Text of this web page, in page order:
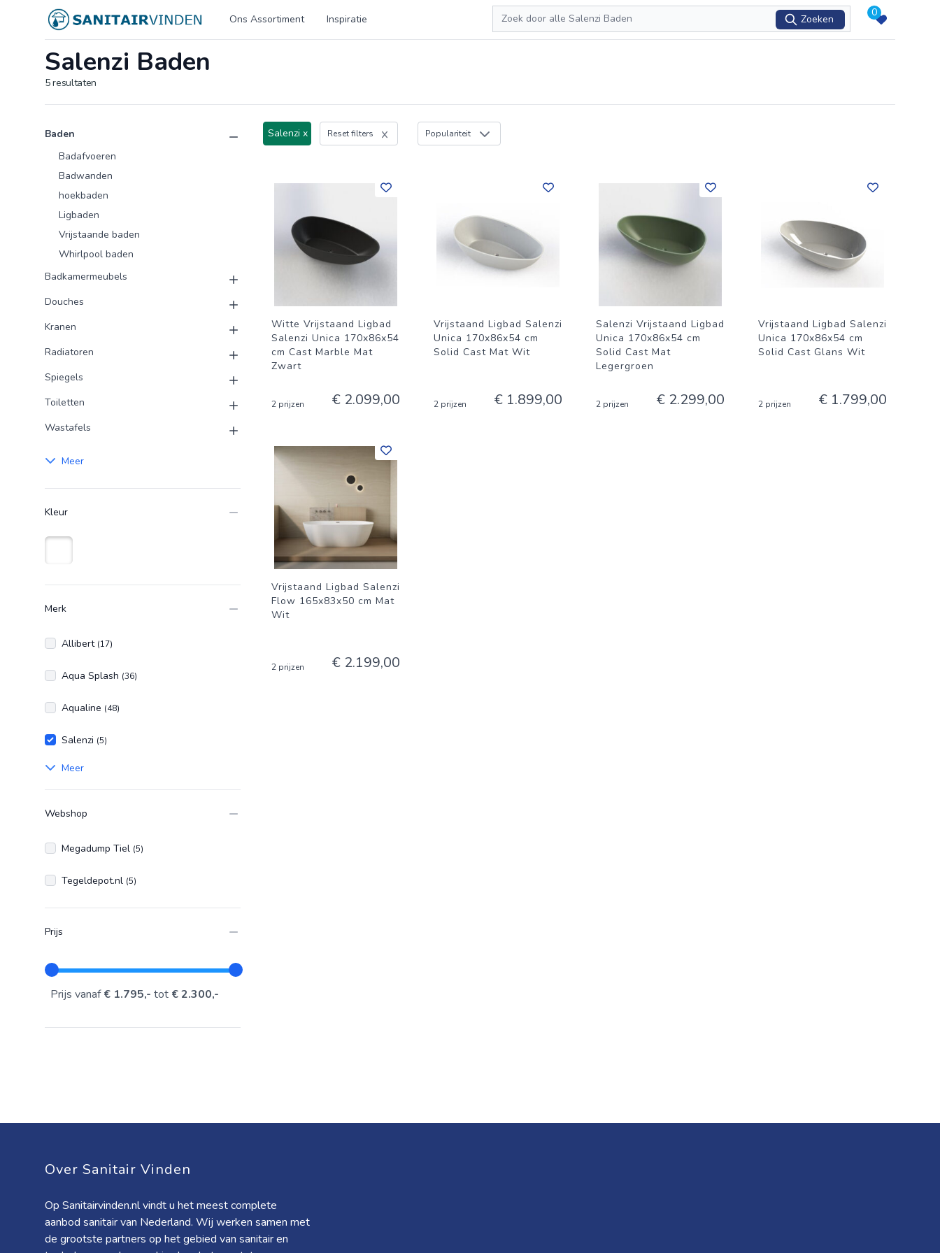
Logo sanitairvinden.nl Ons Assortiment Inspiratie
Zoeken
Zoeken
0
Salenzi Baden
5resultaten
Producten
Product categorieën
Baden
Badafvoeren
Badwanden
hoekbaden
Ligbaden
Vrijstaande baden
Whirlpool baden
Badkamermeubels
Douches
Kranen
Radiatoren
Spiegels
Toiletten
Wastafels
Meer
Kleur
Merk
Allibert (17)
Aqua Splash (36)
Aqualine (48)
Salenzi (5)
Meer
Webshop
Megadump Tiel (5)
Tegeldepot.nl (5)
Prijs
Prijs vanaf€ 1.795,- tot € 2.300,-
Salenzi x Reset filters Populariteit
Witte Vrijstaand Ligbad
Salenzi Unica 170x86x54
cm Cast Marble Mat
Zwart
2 prijzen € 2.099,00
Vrijstaand Ligbad Salenzi
Unica 170x86x54 cm
Solid Cast Mat Wit
2 prijzen € 1.899,00
Salenzi Vrijstaand Ligbad
Unica 170x86x54 cm
Solid Cast Mat
Legergroen
2 prijzen € 2.299,00
Vrijstaand Ligbad Salenzi
Unica 170x86x54 cm
Solid Cast Glans Wit
2 prijzen € 1.799,00
Vrijstaand Ligbad Salenzi
Flow 165x83x50 cm Mat
Wit
2 prijzen € 2.199,00
Over Sanitair Vinden
Op Sanitairvinden.nl vindt u het meest complete
aanbod sanitair van Nederland. Wij werken samen met
de grootste partners op het gebied van sanitair en